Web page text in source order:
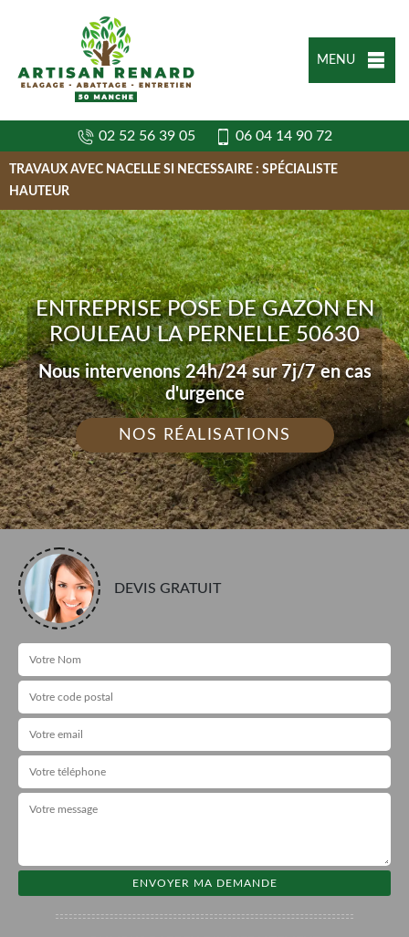
MENU
02 52 56 39 05 06 04 14 90 72
TRAVAUX AVEC NACELLE SI NECESSAIRE : SPÉCIALISTE
HAUTEUR
ENTREPRISE POSE DE GAZON EN
ROULEAU LA PERNELLE 50630
Nous intervenons 24h/24 sur 7j/7 en cas
d'urgence
NOS RÉALISATIONS
DEVIS GRATUIT